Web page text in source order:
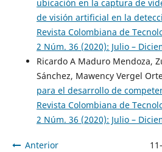
ubicación en la captura de
de visión artificial en la
Revista Colombiana de
2 Núm. 36 (2020): Julio –
Ricardo A Maduro Mendoza,
Sánchez, Mawency Vergel
para el desarrollo de
Revista Colombiana de
2 Núm. 36 (2020): Julio –
Anterior